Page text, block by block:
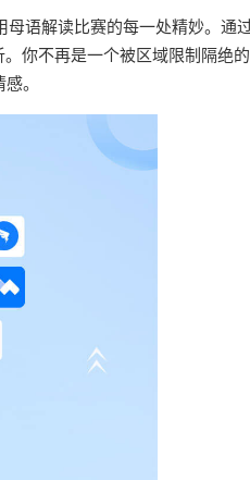
语解读比赛的每一处精妙。通
你不再是一个被区域限制隔绝
。